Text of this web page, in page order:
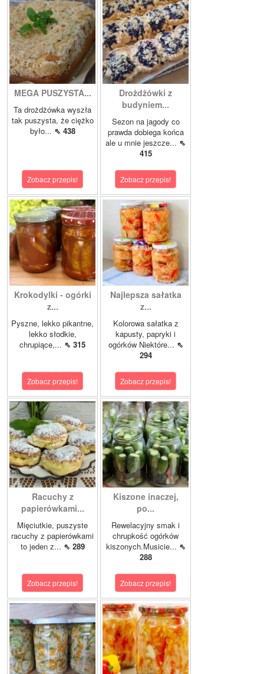
MEGA PUSZYSTA...
Ta drożdżówka wyszła
tak puszysta, że ciężko
było... ⇖ 438
Zobacz przepis!
Drożdżówki z
budyniem...
Sezon na jagody co
prawda dobiega końca
ale u mnie jeszcze... ⇖
415
Zobacz przepis!
Krokodylki - ogórki
z...
Pyszne, lekko pikantne,
lekko słodkie,
chrupiące,... ⇖ 315
Zobacz przepis!
Najlepsza sałatka
z...
Kolorowa sałatka z
kapusty, papryki i
ogórków Niektóre... ⇖
294
Zobacz przepis!
Racuchy z
papierówkami...
Mięciutkie, puszyste
racuchy z papierówkami
to jeden z... ⇖ 289
Zobacz przepis!
Kiszone inaczej,
po...
Rewelacyjny smak i
chrupkość ogórków
kiszonych.Musicie... ⇖
288
Zobacz przepis!